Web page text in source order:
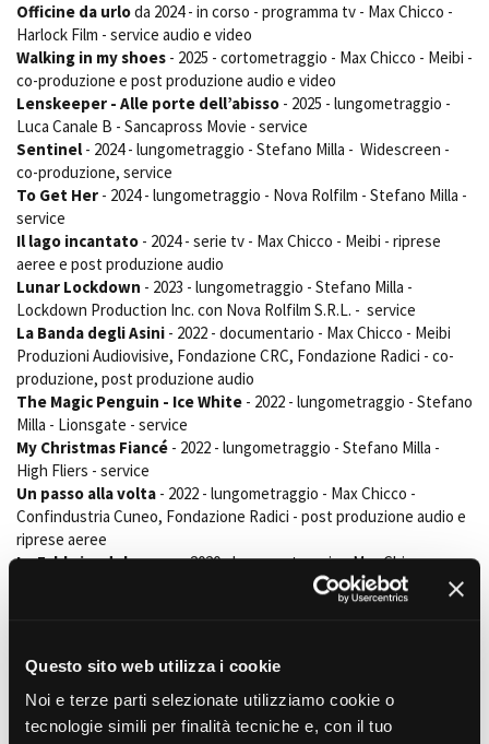
Questo sito web utilizza i cookie
Noi e terze parti selezionate utilizziamo cookie o
tecnologie simili per finalità tecniche e, con il tuo
LOCATION GUIDE
FILM DATABASE
BOOK DATABASE
NEWS
CASTING
Newsletter
Stage - Tirocini - Scuola e
Lavoro
Elenco Operatori Economici
per affidamento lavori in
economia
Amministrazione trasparente
Bandi e gare
Contatti
Privacy
Cookie policy
Whistleblowing
Credits
Officine da urloda 2024 - in corso - programma tv - Max Chicco -
Harlock Film - service audio e video
Walking in my shoes - 2025 - cortometraggio - Max Chicco - Meibi -
co-produzione e post produzione audio e video
Lenskeeper - Alle porte dell’abisso - 2025 - lungometraggio -
Luca Canale B - Sancapross Movie - service
Sentinel - 2024 - lungometraggio - Stefano Milla - Widescreen -
co-produzione, service
To Get Her - 2024 - lungometraggio - Nova Rolfilm - Stefano Milla -
service
Il lago incantato - 2024 - serie tv - Max Chicco - Meibi - riprese
aeree e post produzione audio
Lunar Lockdown - 2023 - lungometraggio - Stefano Milla -
Lockdown Production Inc. con Nova Rolfilm S.R.L. - service
La Banda degli Asini - 2022 - documentario - Max Chicco - Meibi
Produzioni Audiovisive, Fondazione CRC, Fondazione Radici - co-
produzione, post produzione audio
The Magic Penguin - Ice White - 2022 - lungometraggio - Stefano
Milla - Lionsgate - service
My Christmas Fiancé - 2022 - lungometraggio - Stefano Milla -
High Fliers - service
Un passo alla volta - 2022 - lungometraggio - Max Chicco -
Confindustria Cuneo, Fondazione Radici - post produzione audio e
riprese aeree
La Fabbrica del sogno- 2020 - lungometraggio - Max Chicco -
Meibi, Nova Rolfilm - service e post produzione audio/video
Film correlati presenti nel
database